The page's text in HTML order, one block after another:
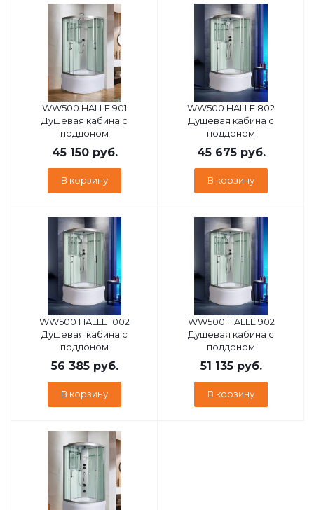
WW500 HALLE 901
Душевая кабина с
поддоном
45 150руб.
В корзину
WW500 HALLE 802
Душевая кабина с
поддоном
45 675руб.
В корзину
WW500 HALLE 1002
Душевая кабина с
поддоном
56 385руб.
В корзину
WW500 HALLE 902
Душевая кабина с
поддоном
51 135руб.
В корзину